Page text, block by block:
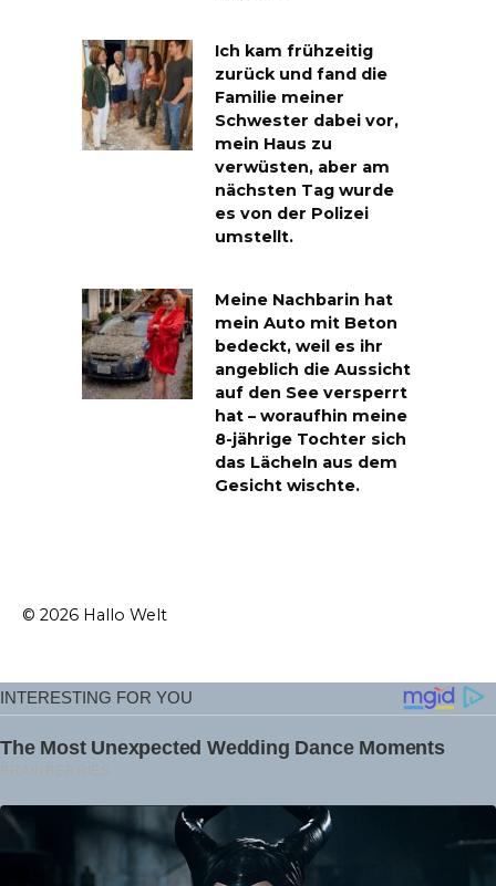
Ich kam frühzeitig
zurück und fand die
Familie meiner
Schwester dabei vor,
mein Haus zu
verwüsten, aber am
nächsten Tag wurde
es von der Polizei
umstellt.
Meine Nachbarin hat
mein Auto mit Beton
bedeckt, weil es ihr
angeblich die Aussicht
auf den See versperrt
hat – woraufhin meine
8-jährige Tochter sich
das Lächeln aus dem
Gesicht wischte.
© 2026 Hallo Welt